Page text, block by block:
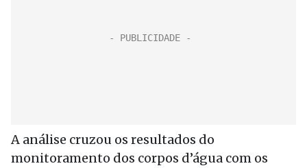
A análise cruzou os resultados do
monitoramento dos corpos d’água com os